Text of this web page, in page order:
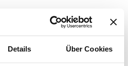
Details Über Cookies